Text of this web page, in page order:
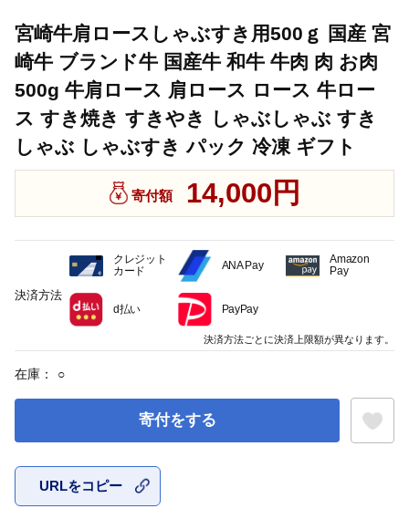
宮崎牛肩ロースしゃぶすき用500ｇ 国産 宮
崎牛 ブランド牛 国産牛 和牛 牛肉 肉 お肉
500g 牛肩ロース 肩ロース ロース 牛ロー
ス すき焼き すきやき しゃぶしゃぶ すき
しゃぶ しゃぶすき パック 冷凍 ギフト
寄付額 14,000円
在庫： ○
寄付をする
URLをコピー
決済方法
クレジット
カード
ANA Pay
Amazon
Pay
d払い PayPay
決済方法ごとに決済上限額が異なります。